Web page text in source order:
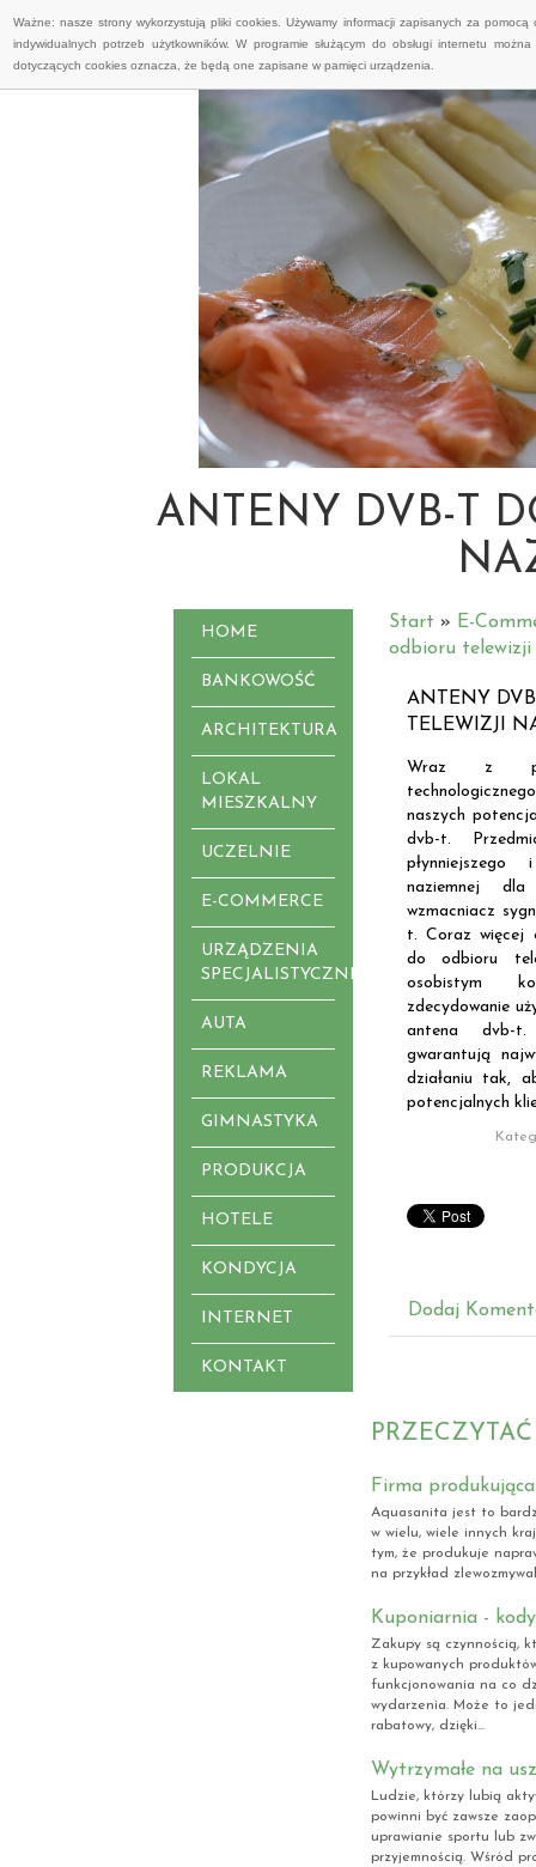
Ważne: nasze strony wykorzystują pliki cookies. Używamy informacji zapisanych za
indywidualnych potrzeb użytkowników. W programie służącym do obsługi internetu
dotyczących cookies oznacza, że będą one zapisane w pamięci urządzenia.
ANTENY DVB-T
HOME
BANKOWOŚĆ
ARCHITEKTURA
LOKAL
MIESZKALNY
UCZELNIE
E-COMMERCE
URZĄDZENIA
SPECJALISTYCZNE
AUTA
REKLAMA
GIMNASTYKA
PRODUKCJA
HOTELE
KONDYCJA
INTERNET
KONTAKT
Start » E-
odbioru telewizji
ANTENY
TELEWIZJI
Wraz z
naszych
dvb-t.
naziemnej
wzmacniacz
t. Coraz więcej
do odbioru
osobistym
zdecydowanie
antena dvb-t.
gwarantują
działaniu tak,
potencjalnych
Dodaj
Firma
Aquasanita jest to
w wielu, wiele innych
tym, że produkuje
na przykład
Kuponiarnia -
Zakupy są czynnością,
z kupowanych
funkcjonowania na co
wydarzenia. Może to
rabatowy, dzięki...
Wytrzymałe na
Ludzie, którzy lubią
powinni być zawsze
uprawianie sportu lub
przyjemnością. Wśród